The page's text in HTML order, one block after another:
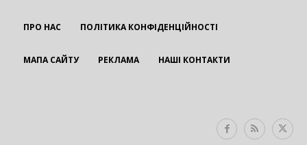
ПРО НАС ПОЛІТИКА КОНФІДЕНЦІЙНОСТІ
МАПА САЙТУ РЕКЛАМА НАШІ КОНТАКТИ